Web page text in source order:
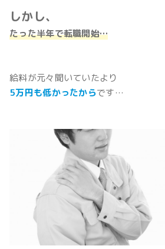
しかし、
たった半年で転職開始…
給料が元々聞いていたより
5万円も低かったからです…